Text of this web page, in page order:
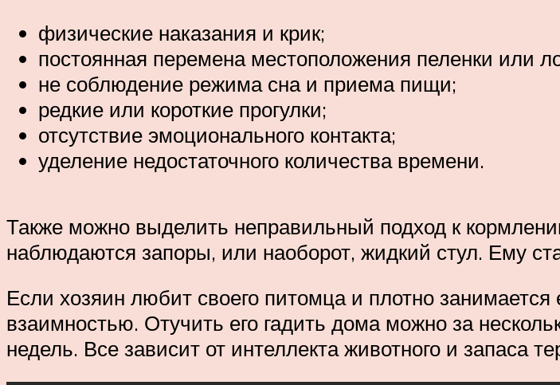
физические наказания и крик;
постоянная перемена местоположения пеленки или
не соблюдение режима сна и приема пищи;
редкие или короткие прогулки;
отсутствие эмоционального контакта;
уделение недостаточного количества времени.
Также можно выделить неправильный подход к
наблюдаются запоры, или наоборот, жидкий стул. Ему
Если хозяин любит своего питомца и плотно занимается
взаимностью. Отучить его гадить дома можно за
недель. Все зависит от интеллекта животного и запаса